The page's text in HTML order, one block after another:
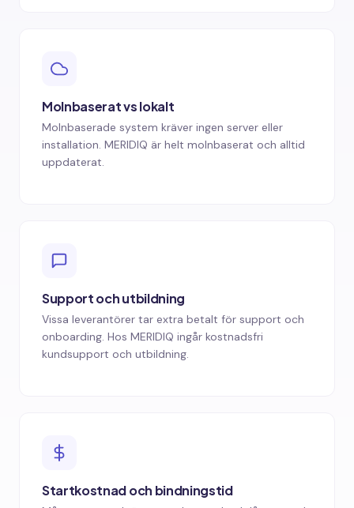
Molnbaserat vs lokalt
Molnbaserade system kräver ingen server eller
installation. MERIDIQ är helt molnbaserat och alltid
uppdaterat.
Support och utbildning
Vissa leverantörer tar extra betalt för support och
onboarding. Hos MERIDIQ ingår kostnadsfri
kundsupport och utbildning.
Startkostnad och bindningstid